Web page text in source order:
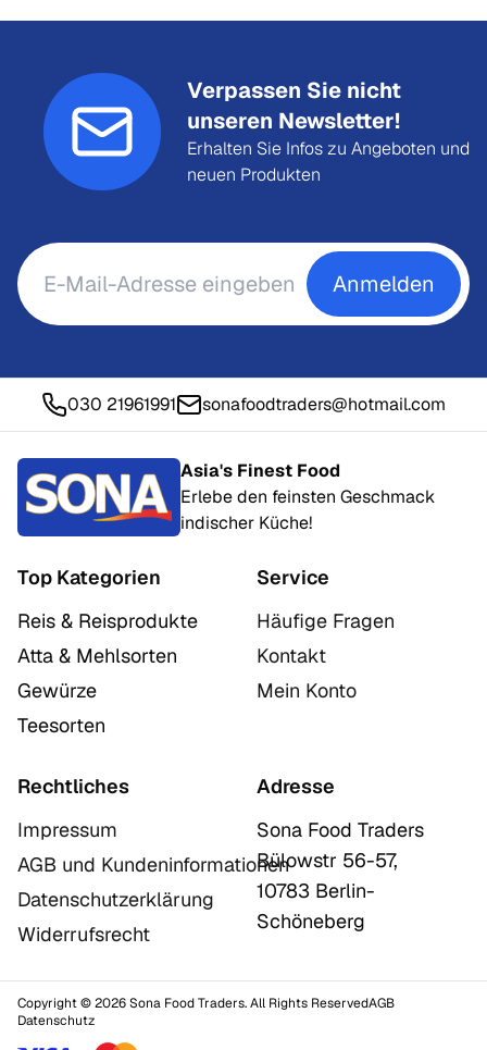
Verpassen Sie nicht
unseren Newsletter!
Erhalten Sie Infos zu Angeboten und
neuen Produkten
Anmelden
030 21961991 sonafoodtraders@hotmail.com
Asia's Finest Food
Erlebe den feinsten Geschmack
indischer Küche!
Top Kategorien
Reis & Reisprodukte
Atta & Mehlsorten
Gewürze
Teesorten
Service
Häufige Fragen
Kontakt
Mein Konto
Rechtliches
Impressum
AGB und Kundeninformationen
Datenschutzerklärung
Widerrufsrecht
Adresse
Sona Food Traders
Bülowstr 56-57,
10783 Berlin-
Schöneberg
Copyright © 2026 Sona Food Traders. All Rights ReservedAGB
Datenschutz